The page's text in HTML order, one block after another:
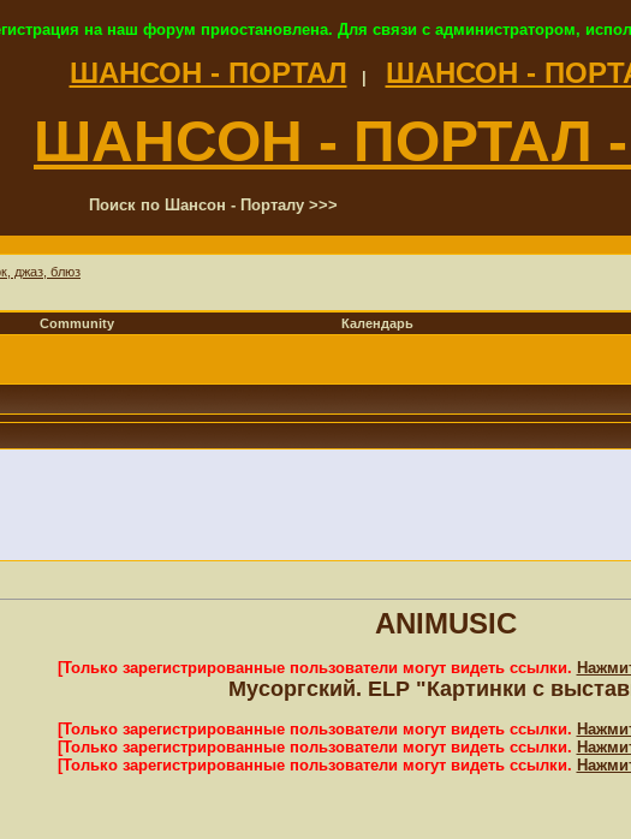
на наш форум приостановлена. Для связи с администратором,
ШАНСОН - ПОРТАЛ ШАНСОН -
ШАНСОН - ПОРТАЛ
Поиск по Шансон - Порталу >>>
джаз, блюз
Community Календарь
ANIMUSIC
[Только зарегистрированные пользователи могут видеть ссылки.
Мусоргский. ELP "Картинки с
[Только зарегистрированные пользователи могут видеть ссылки.
[Только зарегистрированные пользователи могут видеть ссылки.
[Только зарегистрированные пользователи могут видеть ссылки.